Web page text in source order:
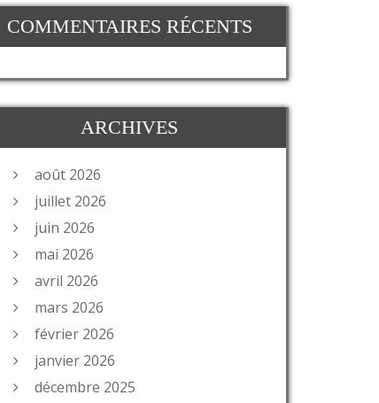
COMMENTAIRES RÉCENTS
ARCHIVES
août 2026
juillet 2026
juin 2026
mai 2026
avril 2026
mars 2026
février 2026
janvier 2026
décembre 2025